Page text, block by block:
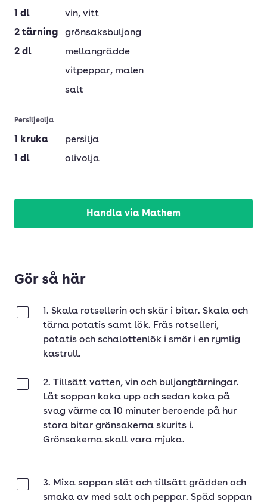
1 dl vin, vitt
2 tärning
grönsaksbuljong
2 dl
mellangrädde
vitpeppar, malen
salt
Persiljeolja
1 kruka
persilja
1 dl olivolja
Handla via Mathem
Gör så här
1. Skala rotsellerin och skär i bitar. Skala och
tärna potatis samt lök. Fräs rotselleri,
potatis och schalottenlök i smör i en rymlig
kastrull.
2. Tillsätt vatten, vin och buljongtärningar.
Låt soppan koka upp och sedan koka på
svag värme ca 10 minuter beroende på hur
stora bitar grönsakerna skurits i.
Grönsakerna skall vara mjuka.
3. Mixa soppan slät och tillsätt grädden och
smaka av med salt och peppar. Späd soppan